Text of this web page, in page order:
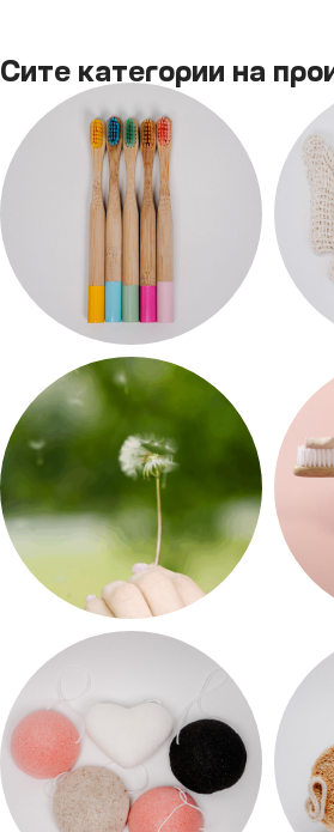
Сите категории на
ХИГИЕНА НА УСТА
5 производи 5
ПОПУСТ
3 производи 12